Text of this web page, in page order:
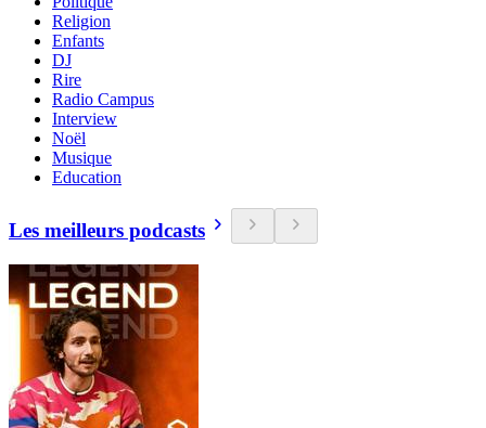
Religion
Enfants
DJ
Rire
Radio Campus
Interview
Noël
Musique
Education
Les meilleurs podcasts